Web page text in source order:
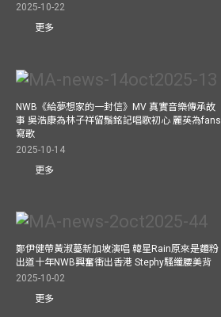
2025-10-22
更多
NWB《給夢想家的一封信》MV 真實音樂傳承故
事 吳浩康為林子祥留鬚銘記唱歌初心 麗英為fans
寫歌
2025-10-14
更多
鄭伊健帶黃淑蔓新加坡演唱 韓星Rain原來是麵粉
出道十年NWB興奮衝出香港 Stephy騷纖腰美背
2025-10-02
更多